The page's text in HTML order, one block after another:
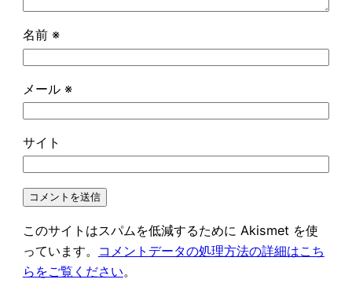
名前 ※
メール ※
サイト
このサイトはスパムを低減するために Akismet を使
っています。
コメントデータの処理方法の詳細はこち
らをご覧ください。